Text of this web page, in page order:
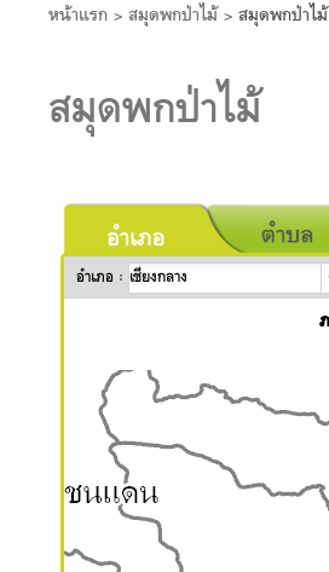
หน้าแรก>สมุดพกป่าไม้>สมุดพกป่าไม้
สมุดพกป่าไม้